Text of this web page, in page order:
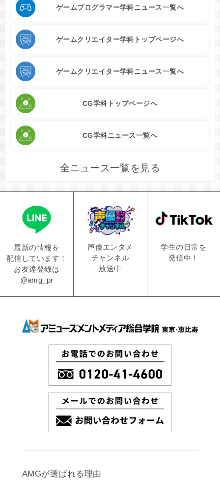
ゲームプログラマー学科ニュース一覧へ
ゲームクリエイター学科トップページへ
ゲームクリエイター学科ニュース一覧へ
CG学科トップページへ
CG学科ニュース一覧へ
全ニュース一覧を見る
最新の情報を
配信しています！
お友達登録は
@amg_pr
声優エンタメ
チャンネル
放送中
学生の日常を
発信中！
AMGが選ばれる理由